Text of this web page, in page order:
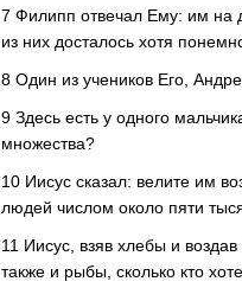
7 Филипп отвечал Ему: им на
из них досталось хотя
8 Один из учеников Его,
9 Здесь есть у одного
множества?
10 Иисус сказал: велите им
людей числом около пяти
11 Иисус, взяв хлебы и
также и рыбы, сколько кто